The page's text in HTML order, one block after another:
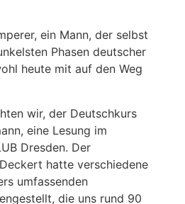
ein Mann, der selbst
Phasen deutscher
heute mit auf den Weg
wir, der Deutschkurs
eine Lesung im
Dresden. Der
hatte verschiedene
umfassenden
die uns rund 90